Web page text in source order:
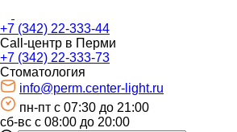
+7 (342) 22-333-44
Call-центр в Перми
+7 (342) 22-333-73
Стоматология
info@perm.center-light.ru
пн-пт c 07:30 до 21:00
сб-вс с 08:00 до 20:00